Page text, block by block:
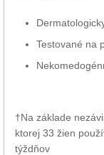
Testované na
†Na základe
ktorej 33 žien
týždňov